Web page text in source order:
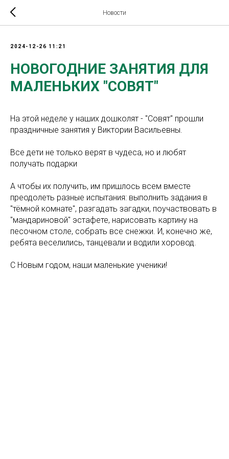
Новости
2024-12-26 11:21
НОВОГОДНИЕ ЗАНЯТИЯ ДЛЯ
МАЛЕНЬКИХ "СОВЯТ"
На этой неделе у наших дошколят - "Совят" прошли
праздничные занятия у Виктории Васильевны.
Все дети не только верят в чудеса, но и любят
получать подарки
А чтобы их получить, им пришлось всем вместе
преодолеть разные испытания: выполнить задания в
"тёмной комнате", разгадать загадки, поучаствовать в
"мандариновой" эстафете, нарисовать картину на
песочном столе, собрать все снежки. И, конечно же,
ребята веселились, танцевали и водили хоровод.
С Новым годом, наши маленькие ученики!